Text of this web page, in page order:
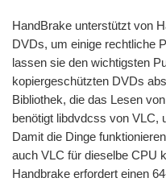
HandBrake unterstützt von
DVDs, um einige rechtliche
lassen sie den wichtigsten
kopiergeschützten DVDs
Bibliothek, die das Lesen
benötigt libdvdcss von VLC,
Damit die Dinge
auch VLC für dieselbe CPU
Handbrake erfordert einen